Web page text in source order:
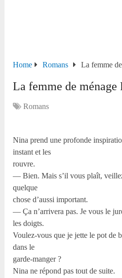
Home Romans La femme
La femme de ménage
Romans
Nina prend une profonde
instant et les
rouvre.
— Bien. Mais s’il vous plaît,
quelque
chose d’aussi important.
— Ça n’arrivera pas. Je vous le
les doigts.
Voulez-vous que je jette le pot de
dans le
garde-manger ?
Nina ne répond pas tout de suite.